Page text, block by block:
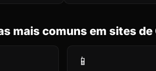
mais comuns em sites
📱